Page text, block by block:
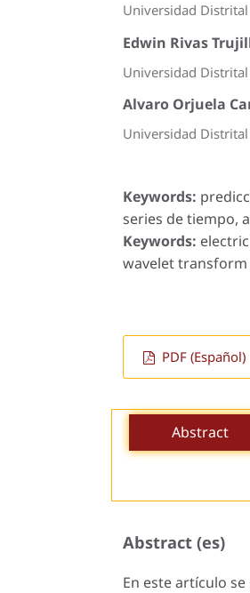
Universidad Distrital
Edwin Rivas
Universidad Distrital
Alvaro Orjuela
Universidad Distrital
Keywords:
series de tiempo,
Keywords:
wavelet transform
PDF (Español)
Abstract
Abstract (es)
En este artículo